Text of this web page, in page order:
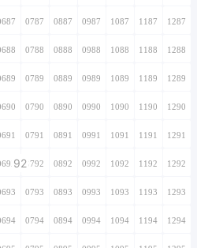
0787 0887 0987 1087 1187 1287
0788 0888 0988 1088 1188 1288
0789 0889 0989 1089 1189 1289
0790 0890 0990 1090 1190 1290
0791 0891 0991 1091 1191 1291
920792 0892 0992 1092 1192 1292
0793 0893 0993 1093 1193 1293
0794 0894 0994 1094 1194 1294